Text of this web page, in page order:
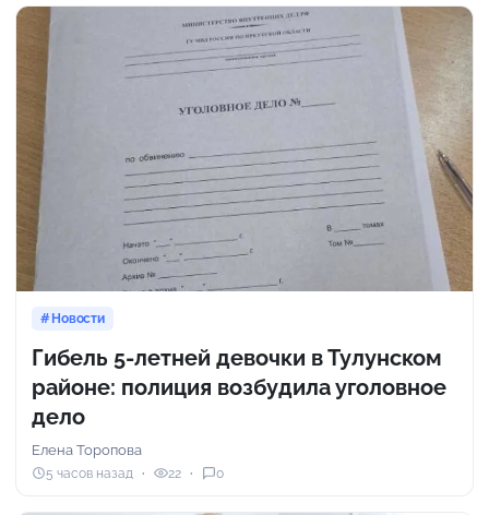
Новости
Гибель 5-летней девочки в Тулунском
районе: полиция возбудила уголовное
дело
Елена Торопова
5 часов назад 22 0